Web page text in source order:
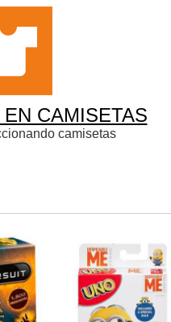
CAMISETAS
camisetas